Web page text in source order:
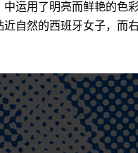
运用了明亮而鲜艳的
自然的西班牙女子，